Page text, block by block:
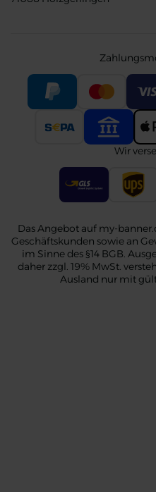
Wir
Das Angebot auf my-
Geschäftskunden sowie an
im Sinne des §14 BGB.
daher zzgl. 19% MwSt.
Ausland nur mit